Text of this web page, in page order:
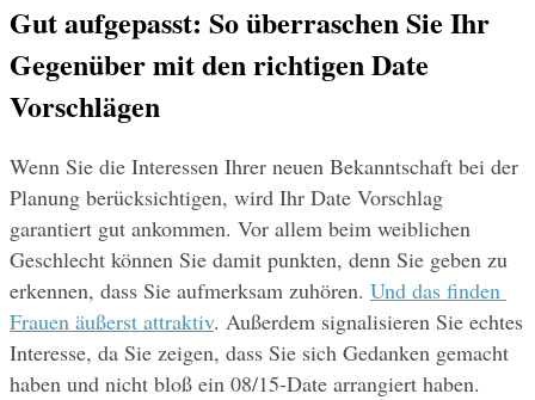
Gut aufgepasst: So überraschen Sie Ihr
Gegenüber mit den richtigen Date
Vorschlägen
Wenn Sie die Interessen Ihrer neuen Bekanntschaft bei der
Planung berücksichtigen, wird Ihr Date Vorschlag
garantiert gut ankommen. Vor allem beim weiblichen
Geschlecht können Sie damit punkten, denn Sie geben zu
erkennen, dass Sie aufmerksam zuhören. Und das finden
Frauen äußerst attraktiv. Außerdem signalisieren Sie echtes
Interesse, da Sie zeigen, dass Sie sich Gedanken gemacht
haben und nicht bloß ein 08/15-Date arrangiert haben.